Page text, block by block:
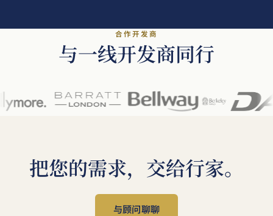
合作开发商
与一线开发商同行
把您的需求，交给行家。
与顾问聊聊